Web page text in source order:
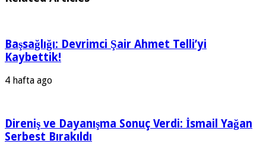
Başsağlığı: Devrimci Şair Ahmet Telli’yi
Kaybettik!
4 hafta ago
Direniş ve Dayanışma Sonuç Verdi: İsmail Yağan
Serbest Bırakıldı